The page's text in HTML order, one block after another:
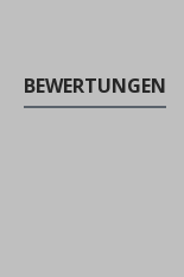
BEWERTUNGEN